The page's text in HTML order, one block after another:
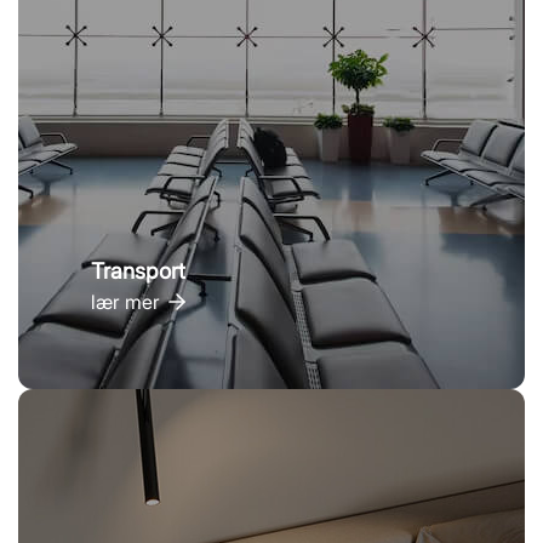
Transport
lær mer